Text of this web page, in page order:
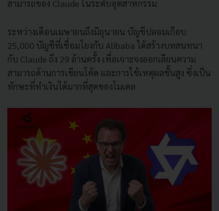
สามารถของ Claude ในระดับอุตสาหกรรม
ระหว่างเดือนเมษายนถึงมิถุนายน บัญชีปลอมเกือบ
25,000 บัญชีที่เชื่อมโยงกับ Alibaba ได้สร้างบทสนทนา
กับ Claude ถึง 29 ล้านครั้ง เพื่อเจาะจงลอกเลียนความ
สามารถด้านการเขียนโค้ด และการใช้เหตุผลขั้นสูง ซึ่งเป็น
ทักษะที่ทำเงินได้มากที่สุดของโมเดล